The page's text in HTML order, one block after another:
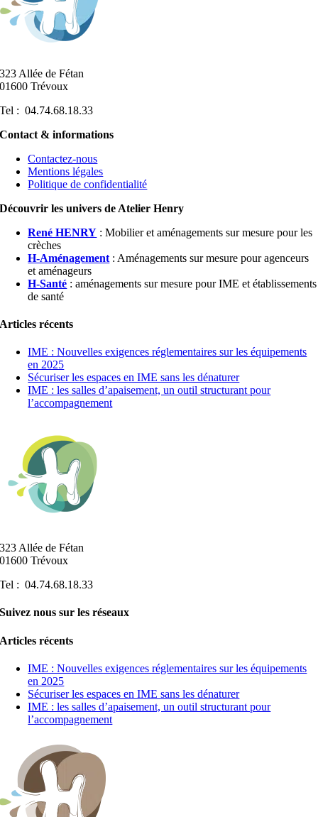
323 Allée de Fétan
01600 Trévoux
Tel : 04.74.68.18.33
Contact & informations
Contactez-nous
Mentions légales
Politique de confidentialité
Découvrir les univers de Atelier Henry
René HENRY : Mobilier et aménagements sur mesure pour les
crèches
H-Aménagement : Aménagements sur mesure pour agenceurs
et aménageurs
H-Santé : aménagements sur mesure pour IME et établissements
de santé
Articles récents
IME : Nouvelles exigences réglementaires sur les équipements
en 2025
Sécuriser les espaces en IME sans les dénaturer
IME : les salles d’apaisement, un outil structurant pour
l’accompagnement
323 Allée de Fétan
01600 Trévoux
Tel : 04.74.68.18.33
Suivez nous sur les réseaux
Articles récents
IME : Nouvelles exigences réglementaires sur les équipements
en 2025
Sécuriser les espaces en IME sans les dénaturer
IME : les salles d’apaisement, un outil structurant pour
l’accompagnement